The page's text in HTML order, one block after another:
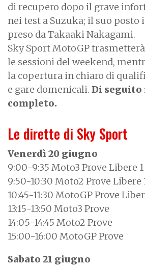
di recupero dopo il grave
nei test a Suzuka; il suo posto
preso da Takaaki Nakagami.
Sky Sport MotoGP
le sessioni del weekend,
la copertura in chiaro di
e gare domenicali. Di
completo.
Le dirette di Sky Sport
Venerdì 20 giugno
9:00-9:35 Moto3 Prove Libere 1
9:50-10:30 Moto2 Prove Libere
10:45-11:30 MotoGP Prove
13:15-13:50 Moto3 Prove
14:05-14:45 Moto2 Prove
15:00-16:00 MotoGP Prove
Sabato 21 giugno